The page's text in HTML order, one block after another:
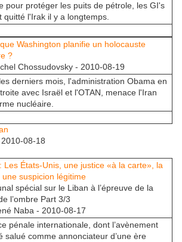
pour protéger les puits de pétrole, les GI's
quitté l'Irak il y a longtemps.
Washington planifie un holocauste
?
Chossudovsky - 2010-08-19
derniers mois, l'administration Obama en
avec Israël et l'OTAN, menace l'Iran
nucléaire.
08-18
Les États-Unis, une justice «à la carte», la
une suspicion légitime
spécial sur le Liban à l’épreuve de la
l’ombre Part 3/3
Naba - 2010-08-17
pénale internationale, dont l’avènement
salué comme annonciateur d’une ère